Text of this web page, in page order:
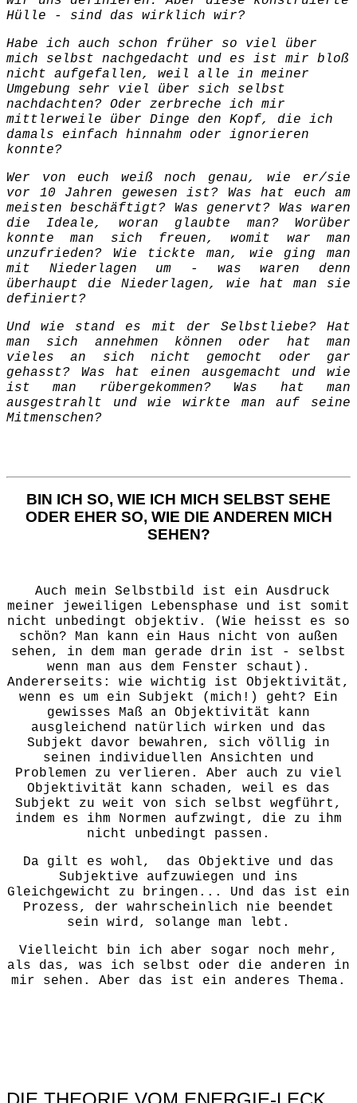
Hülle - sind das wirklich wir?
Habe ich auch schon früher so viel über
mich selbst nachgedacht und es ist mir bloß
nicht aufgefallen, weil alle in meiner
Umgebung sehr viel über sich selbst
nachdachten? Oder zerbreche ich mir
mittlerweile über Dinge den Kopf, die ich
damals einfach hinnahm oder ignorieren
konnte?
Wer von euch weiß noch genau, wie er/sie
vor 10 Jahren gewesen ist? Was hat euch am
meisten beschäftigt? Was genervt? Was waren
die Ideale, woran glaubte man? Worüber
konnte man sich freuen, womit war man
unzufrieden? Wie tickte man, wie ging man
mit Niederlagen um - was waren denn
überhaupt die Niederlagen, wie hat man sie
definiert?
Und wie stand es mit der Selbstliebe? Hat
man sich annehmen können oder hat man
vieles an sich nicht gemocht oder gar
gehasst? Was hat einen ausgemacht und wie
ist man rübergekommen? Was hat man
ausgestrahlt und wie wirkte man auf seine
Mitmenschen?
BIN ICH SO, WIE ICH MICH SELBST SEHE
ODER EHER SO, WIE DIE ANDEREN MICH
SEHEN?
Auch mein Selbstbild ist ein Ausdruck
meiner jeweiligen Lebensphase und ist somit
nicht unbedingt objektiv. (Wie heisst es so
schön? Man kann ein Haus nicht von außen
sehen, in dem man gerade drin ist - selbst
wenn man aus dem Fenster schaut).
Andererseits: wie wichtig ist Objektivität,
wenn es um ein Subjekt (mich!) geht? Ein
gewisses Maß an Objektivität kann
ausgleichend natürlich wirken und das
Subjekt davor bewahren, sich völlig in
seinen individuellen Ansichten und
Problemen zu verlieren. Aber auch zu viel
Objektivität kann schaden, weil es das
Subjekt zu weit von sich selbst wegführt,
indem es ihm Normen aufzwingt, die zu ihm
nicht unbedingt passen.
Da gilt es wohl, das Objektive und das
Subjektive aufzuwiegen und ins
Gleichgewicht zu bringen... Und das ist ein
Prozess, der wahrscheinlich nie beendet
sein wird, solange man lebt.
Vielleicht bin ich aber sogar noch mehr,
als das, was ich selbst oder die anderen in
mir sehen. Aber das ist ein anderes Thema.